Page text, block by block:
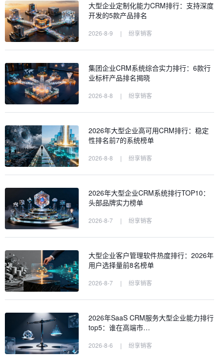
大型企业定制化能力CRM排行：支持深度
开发的5款产品排名
2026-8-9 | 纷享销客
集团企业CRM系统综合实力排行：6款行
业标杆产品排名揭晓
2026-8-8 | 纷享销客
2026年大型企业高可用CRM排行：稳定
性排名前7的系统榜单
2026-8-8 | 纷享销客
2026年大型企业CRM系统排行TOP10：
头部品牌实力榜单
2026-8-7 | 纷享销客
大型企业客户管理软件热度排行：2026年
用户选择量前8名榜单
2026-8-7 | 纷享销客
2026年SaaS CRM服务大型企业能力排行
top5：谁在高端市…
2026-8-6 | 纷享销客